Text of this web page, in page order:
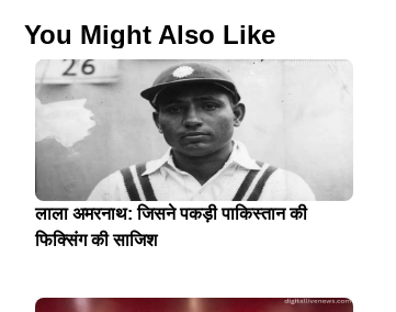
You Might Also Like
लाला अमरनाथ: जिसने पकड़ी पाकिस्तान की
फिक्सिंग की साजिश